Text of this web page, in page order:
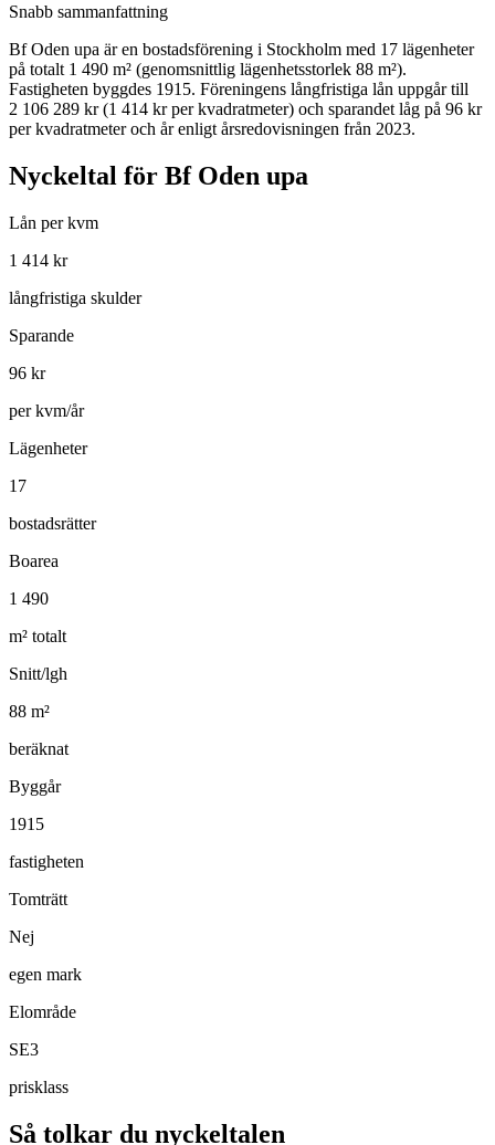
Snabb sammanfattning
Bf Oden upa är en bostadsförening i Stockholm med 17 lägenheter
på totalt 1 490 m² (genomsnittlig lägenhetsstorlek 88 m²).
Fastigheten byggdes 1915. Föreningens långfristiga lån uppgår till
2 106 289 kr (1 414 kr per kvadratmeter) och sparandet låg på 96 kr
per kvadratmeter och år enligt årsredovisningen från 2023.
Nyckeltal för Bf Oden upa
Lån per kvm
1 414 kr
långfristiga skulder
Sparande
96 kr
per kvm/år
Lägenheter
17
bostadsrätter
Boarea
1 490
m² totalt
Snitt/lgh
88 m²
beräknat
Byggår
1915
fastigheten
Tomträtt
Nej
egen mark
Elområde
SE3
prisklass
Så tolkar du nyckeltalen